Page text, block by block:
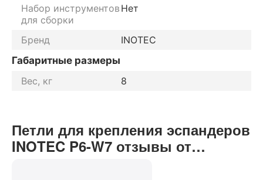
Набор инструментов
для сборки
Нет
Бренд
INOTEC
Габаритные размеры
Вес, кг
8
Петли для крепления эспандеров
INOTEC P6-W7 отзывы от